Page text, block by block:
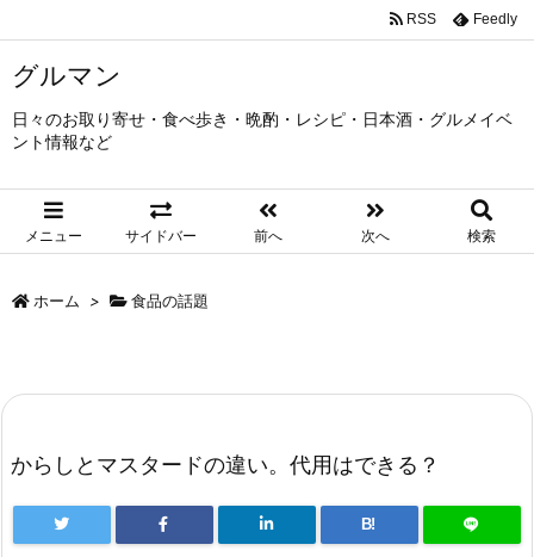
グルマン
日々のお取り寄せ・食べ歩き・晩酌・レシピ・日本酒・グルメイベ
ント情報など
メニュー サイドバー 前へ 次へ 検索
RSS Feedly
ホーム > 食品の話題
からしとマスタードの違い。代用はできる？
B!